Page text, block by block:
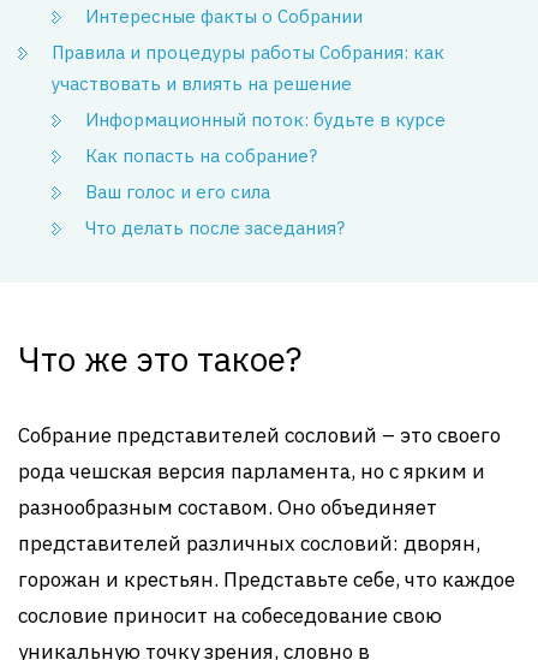
Интересные факты о Собрании
Правила и процедуры работы Собрания: как
участвовать и влиять на решение
Информационный поток: будьте в курсе
Как попасть на собрание?
Ваш голос и его сила
Что делать после заседания?
Что же это такое?
Собрание представителей сословий – это своего
рода чешская версия парламента, но с ярким и
разнообразным составом. Оно объединяет
представителей различных сословий: дворян,
горожан и крестьян. Представьте себе, что каждое
сословие приносит на собеседование свою
уникальную точку зрения, словно в